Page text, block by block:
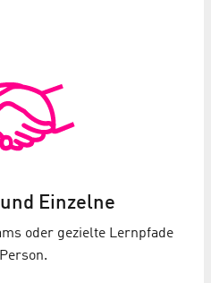
Einzelne
oder gezielte Lernpfade